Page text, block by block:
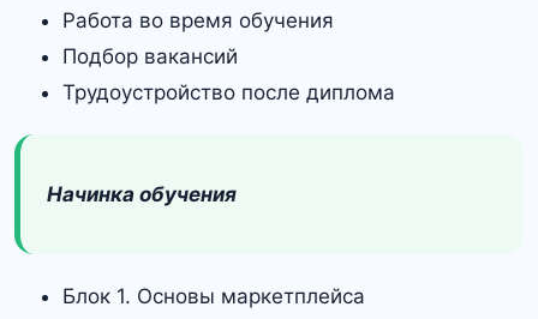
Работа во время обучения
Подбор вакансий
Трудоустройство после диплома
Начинка обучения
Блок 1. Основы маркетплейса